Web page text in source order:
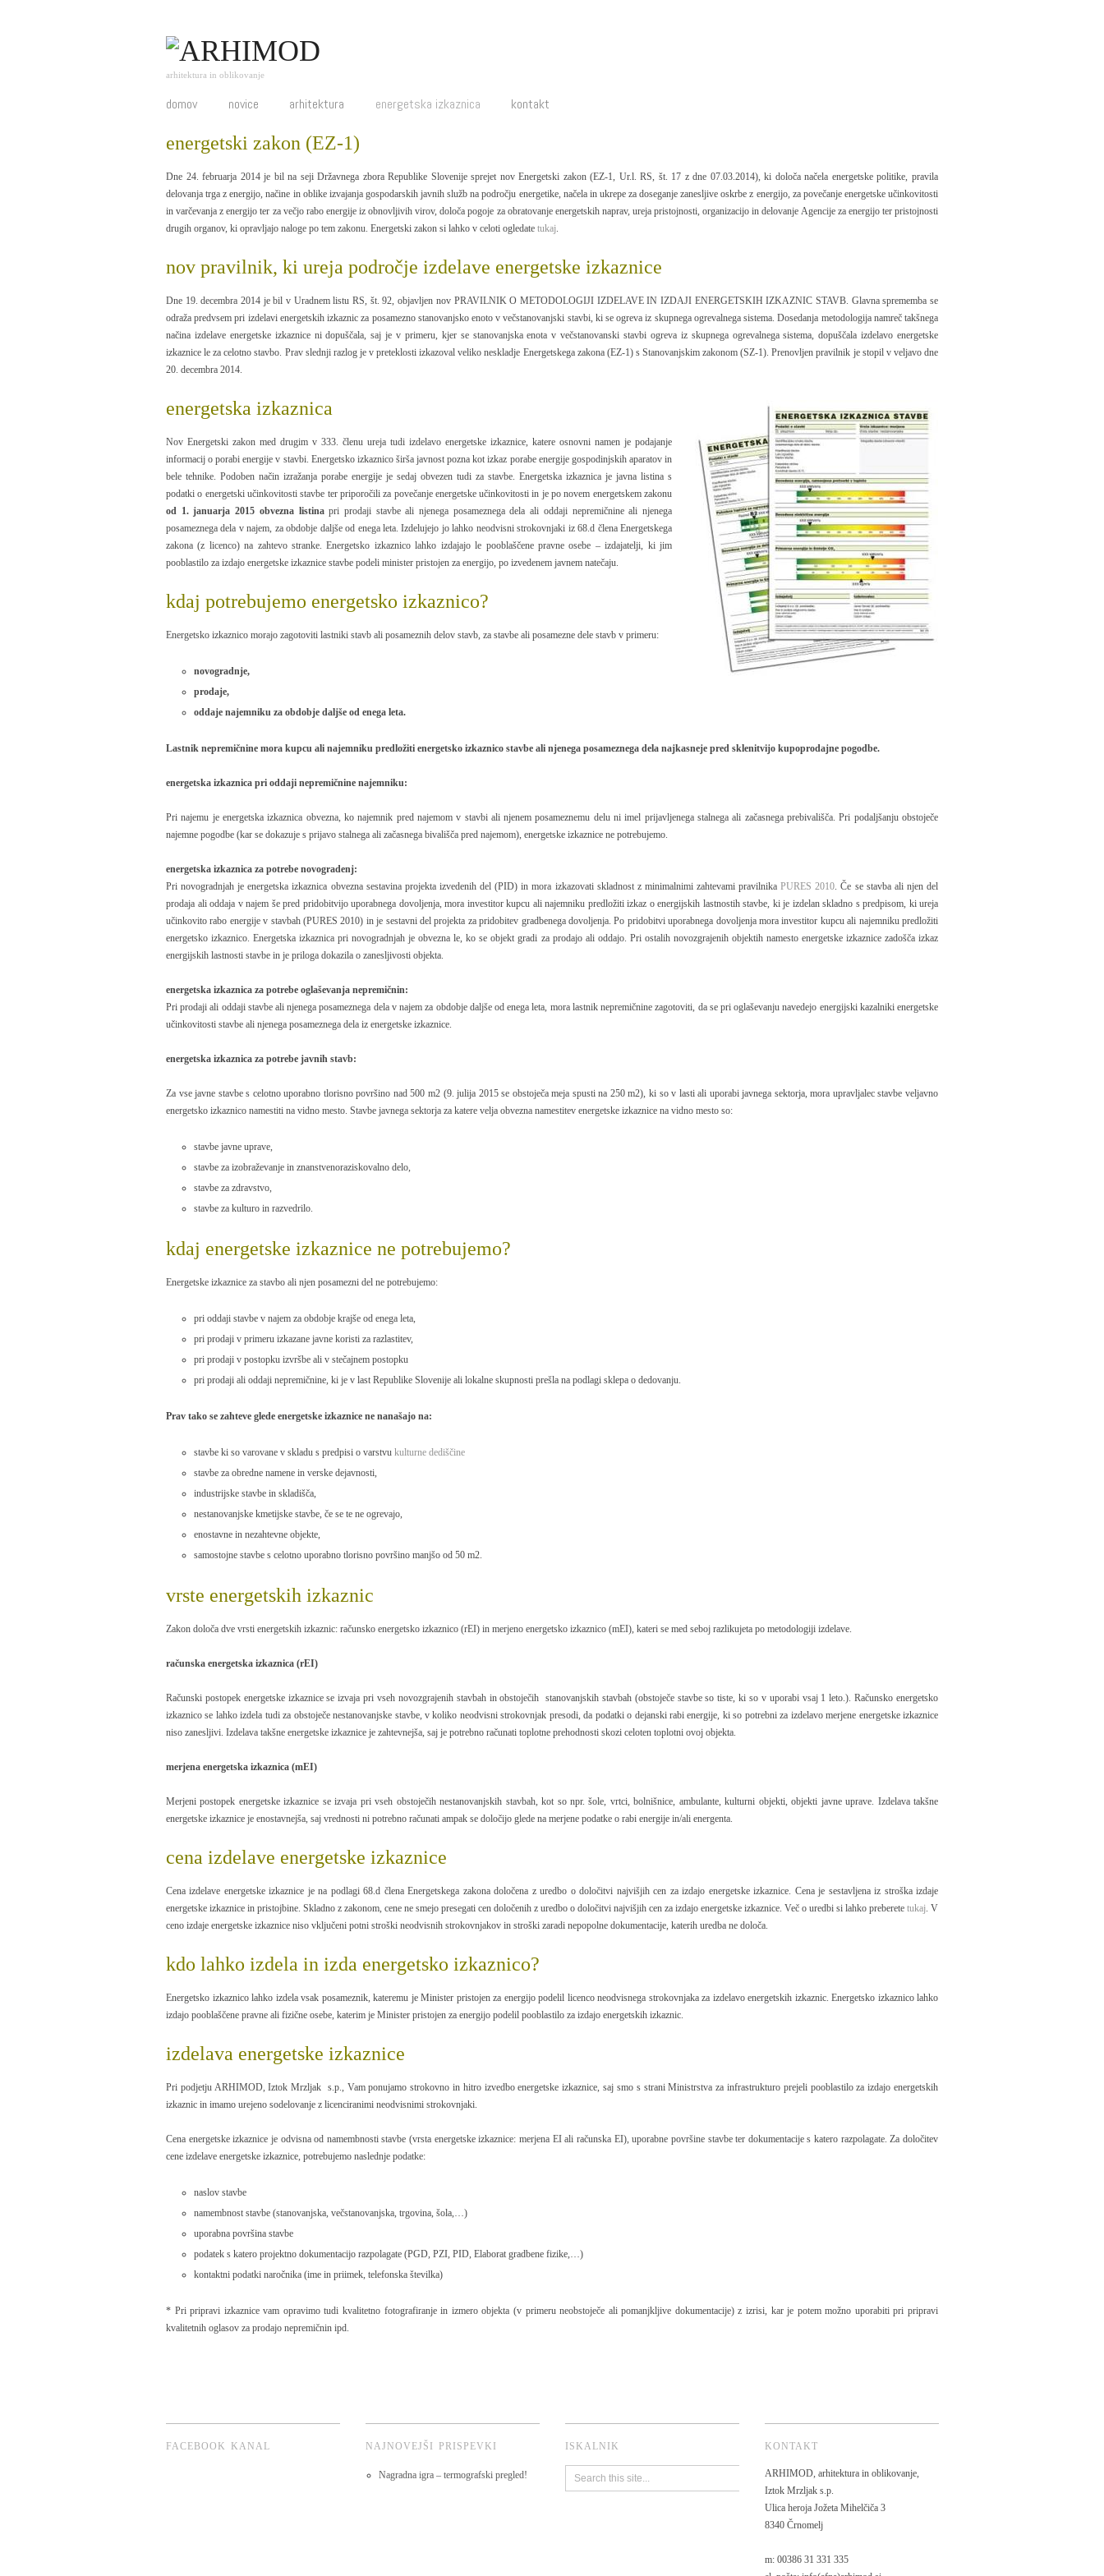
arhitektura in oblikovanje
domov novice arhitektura energetska izkaznica kontakt
energetski zakon (EZ-1)
Dne 24. februarja 2014 je bil na seji Državnega zbora Republike Slovenije sprejet nov Energetski zakon (EZ-1, Ur.l. RS, št. 17 z dne 07.03.2014), ki določa načela energetske politike, pravila
delovanja trga z energijo, načine in oblike izvajanja gospodarskih javnih služb na področju energetike, načela in ukrepe za doseganje zanesljive oskrbe z energijo, za povečanje energetske učinkovitosti
in varčevanja z energijo ter za večjo rabo energije iz obnovljivih virov, določa pogoje za obratovanje energetskih naprav, ureja pristojnosti, organizacijo in delovanje Agencije za energijo ter pristojnosti
drugih organov, ki opravljajo naloge po tem zakonu. Energetski zakon si lahko v celoti ogledate tukaj
nov pravilnik, ki ureja področje izdelave energetske izkaznice
Dne 19. decembra 2014 je bil v Uradnem listu RS, št. 92, objavljen nov PRAVILNIK O METODOLOGIJI IZDELAVE IN IZDAJI ENERGETSKIH IZKAZNIC STAVB. Glavna sprememba se
odraža predvsem pri izdelavi energetskih izkaznic za posamezno stanovanjsko enoto v večstanovanjski stavbi, ki se ogreva iz skupnega ogrevalnega sistema. Dosedanja metodologija namreč takšnega
načina izdelave energetske izkaznice ni dopuščala, saj je v primeru, kjer se stanovanjska enota v večstanovanski stavbi ogreva iz skupnega ogrevalnega sistema, dopuščala izdelavo energetske
izkaznice le za celotno stavbo. Prav slednji razlog je v preteklosti izkazoval veliko neskladje Energetskega zakona (EZ-1) s Stanovanjskim zakonom (SZ-1). Prenovljen pravilnik je stopil v veljavo dne
20. decembra 2014.
energetska izkaznica
Nov Energetski zakon med drugim v 333. členu ureja tudi izdelavo energetske izkaznice, katere osnovni namen je podajanje
informacij o porabi energije v stavbi. Energetsko izkaznico širša javnost pozna kot izkaz porabe energije gospodinjskih aparatov in
bele tehnike. Podoben način izražanja porabe energije je sedaj obvezen tudi za stavbe. Energetska izkaznica je javna listina s
podatki o energetski učinkovitosti stavbe ter priporočili za povečanje energetske učinkovitosti in je po novem energetskem zakonu
od 1. januarja 2015 obvezna listinapri prodaji stavbe ali njenega posameznega dela ali oddaji nepremičnine ali njenega
posameznega dela v najem, za obdobje daljše od enega leta. Izdelujejo jo lahko neodvisni strokovnjaki iz 68.d člena Energetskega
zakona (z licenco) na zahtevo stranke. Energetsko izkaznico lahko izdajajo le pooblaščene pravne osebe – izdajatelji, ki jim
pooblastilo za izdajo energetske izkaznice stavbe podeli minister pristojen za energijo, po izvedenem javnem natečaju.
kdaj potrebujemo energetsko izkaznico?
Energetsko izkaznico morajo zagotoviti lastniki stavb ali posameznih delov stavb, za stavbe ali posamezne dele stavb v primeru:
novogradnje,
prodaje,
oddaje najemniku za obdobje daljše od enega leta.
Lastnik nepremičnine mora kupcu ali najemniku predložiti energetsko izkaznico stavbe ali njenega posameznega dela najkasneje pred sklenitvijo kupoprodajne pogodbe.
energetska izkaznica pri oddaji nepremičnine najemniku:
Pri najemu je energetska izkaznica obvezna, ko najemnik pred najemom v stavbi ali njenem posameznemu delu ni imel prijavljenega stalnega ali začasnega prebivališča. Pri podaljšanju obstoječe
najemne pogodbe (kar se dokazuje s prijavo stalnega ali začasnega bivališča pred najemom), energetske izkaznice ne potrebujemo.
energetska izkaznica za potrebe novogradenj:
Pri novogradnjah je energetska izkaznica obvezna sestavina projekta izvedenih del (PID) in mora izkazovati skladnost z minimalnimi zahtevami pravilnikaPURES 2010 . Če se stavba ali njen del
prodaja ali oddaja v najem še pred pridobitvijo uporabnega dovoljenja, mora investitor kupcu ali najemniku predložiti izkaz o energijskih lastnostih stavbe, ki je izdelan skladno s predpisom, ki ureja
učinkovito rabo energije v stavbah (PURES 2010) in je sestavni del projekta za pridobitev gradbenega dovoljenja. Po pridobitvi uporabnega dovoljenja mora investitor kupcu ali najemniku predložiti
energetsko izkaznico. Energetska izkaznica pri novogradnjah je obvezna le, ko se objekt gradi za prodajo ali oddajo. Pri ostalih novozgrajenih objektih namesto energetske izkaznice zadošča izkaz
energijskih lastnosti stavbe in je priloga dokazila o zanesljivosti objekta.
energetska izkaznica za potrebe oglaševanja nepremičnin:
Pri prodaji ali oddaji stavbe ali njenega posameznega dela v najem za obdobje daljše od enega leta, mora lastnik nepremičnine zagotoviti, da se pri oglaševanju navedejo energijski kazalniki energetske
učinkovitosti stavbe ali njenega posameznega dela iz energetske izkaznice.
energetska izkaznica za potrebe javnih stavb:
Za vse javne stavbe s celotno uporabno tlorisno površino nad 500 m2 (9. julija 2015 se obstoječa meja spusti na 250 m2), ki so v lasti ali uporabi javnega sektorja, mora upravljalec stavbe veljavno
energetsko izkaznico namestiti na vidno mesto. Stavbe javnega sektorja za katere velja obvezna namestitev energetske izkaznice na vidno mesto so:
stavbe javne uprave,
stavbe za izobraževanje in znanstvenoraziskovalno delo,
stavbe za zdravstvo,
stavbe za kulturo in razvedrilo.
kdaj energetske izkaznice ne potrebujemo?
Energetske izkaznice za stavbo ali njen posamezni del ne potrebujemo:
pri oddaji stavbe v najem za obdobje krajše od enega leta,
pri prodaji v primeru izkazane javne koristi za razlastitev,
pri prodaji v postopku izvršbe ali v stečajnem postopku
pri prodaji ali oddaji nepremičnine, ki je v last Republike Slovenije ali lokalne skupnosti prešla na podlagi sklepa o dedovanju.
Prav tako se zahteve glede energetske izkaznice ne nanašajo na:
stavbe ki so varovane v skladu s predpisi o varstvu kulturne dediščine
stavbe za obredne namene in verske dejavnosti,
industrijske stavbe in skladišča,
nestanovanjske kmetijske stavbe, če se te ne ogrevajo,
enostavne in nezahtevne objekte,
samostojne stavbe s celotno uporabno tlorisno površino manjšo od 50 m2.
vrste energetskih izkaznic
Zakon določa dve vrsti energetskih izkaznic: računsko energetsko izkaznico (rEI) in merjeno energetsko izkaznico (mEI), kateri se med seboj razlikujeta po metodologiji izdelave.
računska energetska izkaznica (rEI)
Računski postopek energetske izkaznice se izvaja pri vseh novozgrajenih stavbah in obstoječih stanovanjskih stavbah (obstoječe stavbe so tiste, ki so v uporabi vsaj 1 leto.). Računsko energetsko
izkaznico se lahko izdela tudi za obstoječe nestanovanjske stavbe, v koliko neodvisni strokovnjak presodi, da podatki o dejanski rabi energije, ki so potrebni za izdelavo merjene energetske izkaznice
niso zanesljivi. Izdelava takšne energetske izkaznice je zahtevnejša, saj je potrebno računati toplotne prehodnosti skozi celoten toplotni ovoj objekta.
merjena energetska izkaznica (mEI)
Merjeni postopek energetske izkaznice se izvaja pri vseh obstoječih nestanovanjskih stavbah, kot so npr. šole, vrtci, bolnišnice, ambulante, kulturni objekti, objekti javne uprave. Izdelava takšne
energetske izkaznice je enostavnejša, saj vrednosti ni potrebno računati ampak se določijo glede na merjene podatke o rabi energije in/ali energenta.
cena izdelave energetske izkaznice
Cena izdelave energetske izkaznice je na podlagi 68.d člena Energetskega zakona določena z uredbo o določitvi najvišjih cen za izdajo energetske izkaznice. Cena je sestavljena iz stroška izdaje
energetske izkaznice in pristojbine. Skladno z zakonom, cene ne smejo presegati cen določenih z uredbo o določitvi najvišjih cen za izdajo energetske izkaznice. Več o uredbi si lahko preberete tukaj . V
ceno izdaje energetske izkaznice niso vključeni potni stroški neodvisnih strokovnjakov in stroški zaradi nepopolne dokumentacije, katerih uredba ne določa.
kdo lahko izdela in izda energetsko izkaznico?
Energetsko izkaznico lahko izdela vsak posameznik, kateremu je Minister pristojen za energijo podelil licenco neodvisnega strokovnjaka za izdelavo energetskih izkaznic. Energetsko izkaznico lahko
izdajo pooblaščene pravne ali fizične osebe, katerim je Minister pristojen za energijo podelil pooblastilo za izdajo energetskih izkaznic.
izdelava energetske izkaznice
Pri podjetju ARHIMOD, Iztok Mrzljak s.p., Vam ponujamo strokovno in hitro izvedbo energetske izkaznice, saj smo s strani Ministrstva za infrastrukturo prejeli pooblastilo za izdajo energetskih
izkaznic in imamo urejeno sodelovanje z licenciranimi neodvisnimi strokovnjaki.
Cena energetske izkaznice je odvisna od namembnosti stavbe (vrsta energetske izkaznice: merjena EI ali računska EI), uporabne površine stavbe ter dokumentacije s katero razpolagate. Za določitev
cene izdelave energetske izkaznice, potrebujemo naslednje podatke:
naslov stavbe
namembnost stavbe (stanovanjska, večstanovanjska, trgovina, šola,…)
uporabna površina stavbe
podatek s katero projektno dokumentacijo razpolagate (PGD, PZI, PID, Elaborat gradbene fizike,…)
kontaktni podatki naročnika (ime in priimek, telefonska številka)
* Pri pripravi izkaznice vam opravimo tudi kvalitetno fotografiranje in izmero objekta (v primeru neobstoječe ali pomanjkljive dokumentacije) z izrisi, kar je potem možno uporabiti pri pripravi
kvalitetnih oglasov za prodajo nepremičnin ipd.
FACEBOOK KANAL NAJNOVEJŠI PRISPEVKI
Nagradna igra – termografski pregled!
ISKALNIK KONTAKT
ARHIMOD, arhitektura in oblikovanje,
Iztok Mrzljak s.p.
Ulica heroja Jožeta Mihelčiča 3
8340 Črnomelj
m: 00386 31 331 335